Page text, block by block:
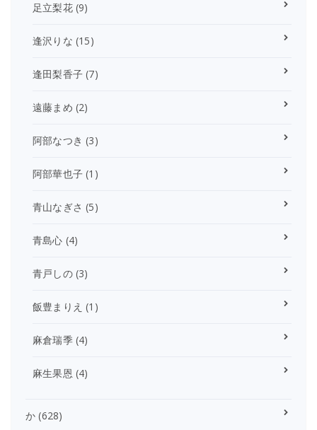
足立梨花(9)
逢沢りな (15)
逢田梨香子 (7)
遠藤まめ (2)
阿部なつき (3)
阿部華也子 (1)
青山なぎさ (5)
青島心 (4)
青戸しの(3)
飯豊まりえ (1)
麻倉瑞季(4)
麻生果恩 (4)
か (628)